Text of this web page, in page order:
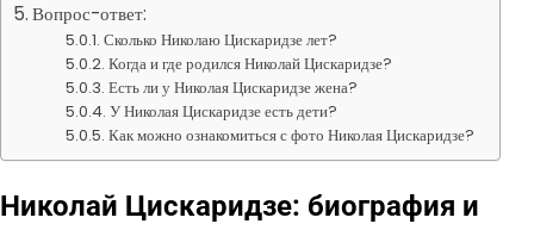
Вопрос-ответ:
Сколько Николаю Цискаридзе лет?
Когда и где родился Николай Цискаридзе?
Есть ли у Николая Цискаридзе жена?
У Николая Цискаридзе есть дети?
Как можно ознакомиться с фото Николая Цискаридзе?
Николай Цискаридзе: биография и